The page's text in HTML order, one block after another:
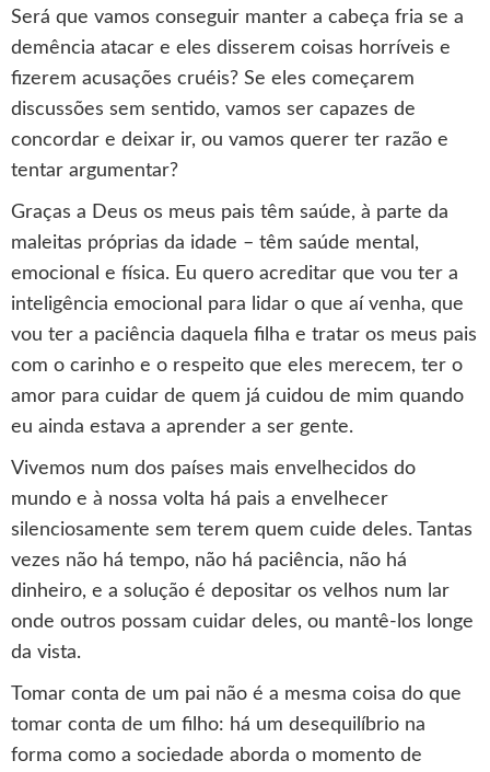
Será que vamos conseguir manter a cabeça fria se a
demência atacar e eles disserem coisas horríveis e
fizerem acusações cruéis? Se eles começarem
discussões sem sentido, vamos ser capazes de
concordar e deixar ir, ou vamos querer ter razão e
tentar argumentar?
Graças a Deus os meus pais têm saúde, à parte da
maleitas próprias da idade – têm saúde mental,
emocional e física. Eu quero acreditar que vou ter a
inteligência emocional para lidar o que aí venha, que
vou ter a paciência daquela filha e tratar os meus pais
com o carinho e o respeito que eles merecem, ter o
amor para cuidar de quem já cuidou de mim quando
eu ainda estava a aprender a ser gente.
Vivemos num dos países mais envelhecidos do
mundo e à nossa volta há pais a envelhecer
silenciosamente sem terem quem cuide deles. Tantas
vezes não há tempo, não há paciência, não há
dinheiro, e a solução é depositar os velhos num lar
onde outros possam cuidar deles, ou mantê-los longe
da vista.
Tomar conta de um pai não é a mesma coisa do que
tomar conta de um filho: há um desequilíbrio na
forma como a sociedade aborda o momento de